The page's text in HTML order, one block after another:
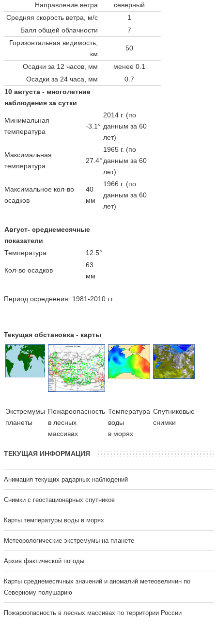
Направление ветра
северный
Средняя скорость ветра, м/с
1
Балл общей облачности
7
Горизонтальная видимость,
км
50
Осадки за 12 часов, мм
менее 0.1
Осадки за 24 часа, мм
0.7
10 августа - многолетние
наблюдения за сутки
Минимальная
температура
-3.1°
2014 г. (по
данным за 60
лет)
Максимальная
температура
27.4°
1965 г. (по
данным за 60
лет)
Максимальное кол-во
осадков
40
мм
1966 г. (по
данным за 60
лет)
Август- среднемесячные
показатели
Температура
12.5°
Кол-во осадков
63
мм
Период осреднения: 1981-2010 г.г.
Текущая обстановка - карты
Экстремумы
планеты
Пожароопасность
в лесных
массивах
Температура
воды
в морях
Cпутниковые
снимки
ТЕКУЩАЯ ИНФОРМАЦИЯ
Анимация текущих радарных наблюдений
Cнимки с геостационарных спутников
Карты температуры воды в морях
Метеорологические экстремумы на планете
Архив фактической погоды
Карты среднемесячных значений и аномалий метеовеличин по
Северному полушарию
Пожароопасность в лесных массивах по территории России